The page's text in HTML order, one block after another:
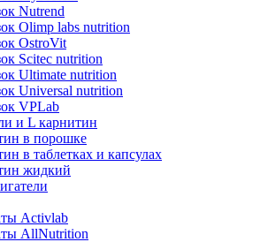
Nutrend
Olimp labs nutrition
OstroVit
Scitec nutrition
Ultimate nutrition
Universal nutrition
VPLab
и L карнитин
в порошке
в таблетках и капсулах
жидкий
Activlab
AllNutrition